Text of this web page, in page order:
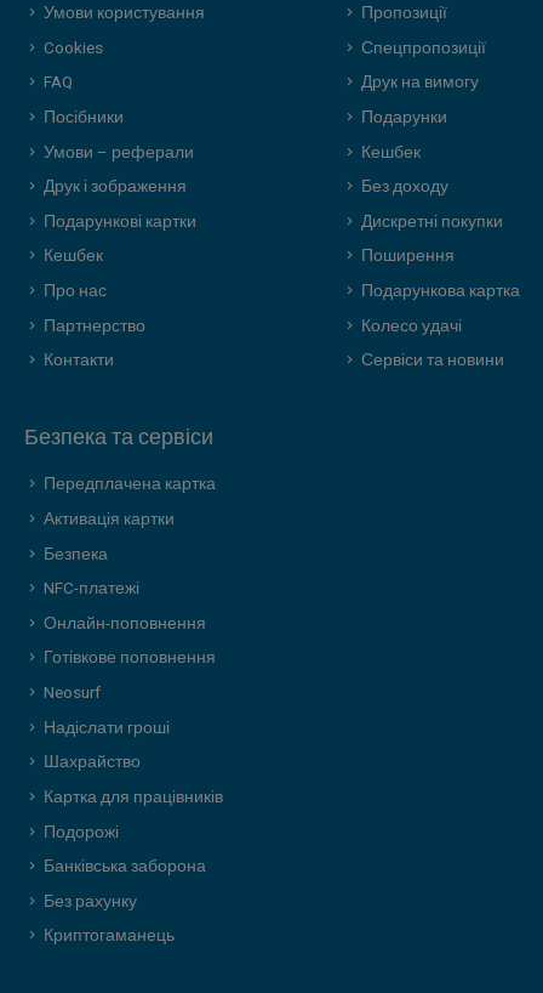
Умови користування
Cookies
FAQ
Посібники
Умови – реферали
Друк і зображення
Подарункові картки
Кешбек
Про нас
Партнерство
Контакти
Пропозиції
Спецпропозиції
Друк на вимогу
Подарунки
Кешбек
Без доходу
Дискретні покупки
Поширення
Подарункова картка
Колесо удачі
Сервіси та новини
Безпека та сервіси
Передплачена картка
Активація картки
Безпека
NFC-платежі
Онлайн-поповнення
Готівкове поповнення
Neosurf
Надіслати гроші
Шахрайство
Картка для працівників
Подорожі
Банківська заборона
Без рахунку
Криптогаманець